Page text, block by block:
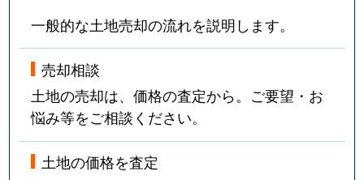
一般的な土地売却の流れを説明します。
売却相談
土地の売却は、価格の査定から。ご要望・お
悩み等をご相談ください。
土地の価格を査定